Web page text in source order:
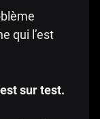
qui l’est
sur test.